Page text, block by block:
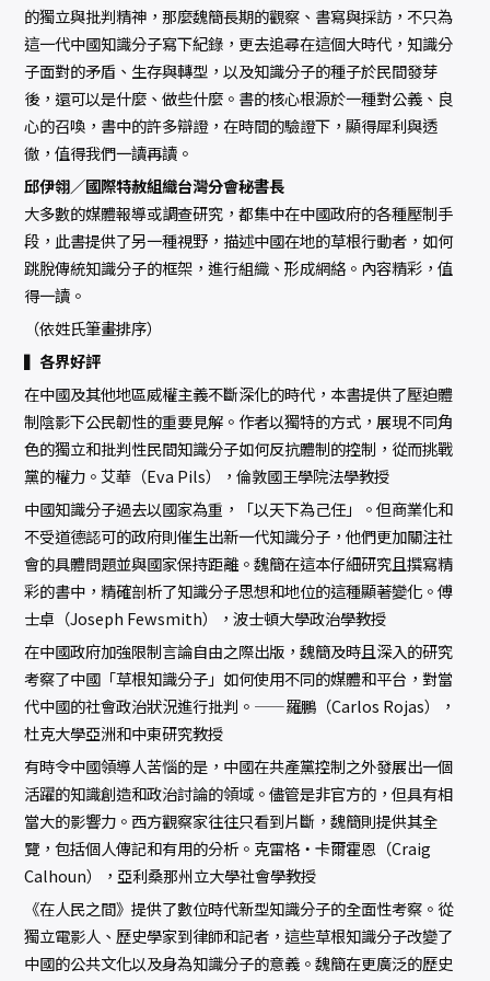
的獨立與批判精神，那麼魏簡長期的觀察、書寫與採訪，不只為
這一代中國知識分子寫下紀錄，更去追尋在這個大時代，知識分
子面對的矛盾、生存與轉型，以及知識分子的種子於民間發芽
後，還可以是什麼、做些什麼。書的核心根源於一種對公義、良
心的召喚，書中的許多辯證，在時間的驗證下，顯得犀利與透
徹，值得我們一讀再讀。
邱伊翎／國際特赦組織台灣分會秘書長
大多數的媒體報導或調查研究，都集中在中國政府的各種壓制手
段，此書提供了另一種視野，描述中國在地的草根行動者，如何
跳脫傳統知識分子的框架，進行組織、形成網絡。內容精彩，值
得一讀。
（依姓氏筆畫排序）
▍各界好評
在中國及其他地區威權主義不斷深化的時代，本書提供了壓迫體
制陰影下公民韌性的重要見解。作者以獨特的方式，展現不同角
色的獨立和批判性民間知識分子如何反抗體制的控制，從而挑戰
黨的權力。――艾華（Eva Pils），倫敦國王學院法學教授
中國知識分子過去以國家為重，「以天下為己任」。但商業化和
不受道德認可的政府則催生出新一代知識分子，他們更加關注社
會的具體問題並與國家保持距離。魏簡在這本仔細研究且撰寫精
彩的書中，精確剖析了知識分子思想和地位的這種顯著變化。――傅
士卓（Joseph Fewsmith），波士頓大學政治學教授
在中國政府加強限制言論自由之際出版，魏簡及時且深入的研究
考察了中國「草根知識分子」如何使用不同的媒體和平台，對當
代中國的社會政治狀況進行批判。——羅鵬（Carlos Rojas），
杜克大學亞洲和中東研究教授
有時令中國領導人苦惱的是，中國在共產黨控制之外發展出一個
活躍的知識創造和政治討論的領域。儘管是非官方的，但具有相
當大的影響力。西方觀察家往往只看到片斷，魏簡則提供其全
覽，包括個人傳記和有用的分析。――克雷格・卡爾霍恩（Craig
Calhoun），亞利桑那州立大學社會學教授
《在人民之間》提供了數位時代新型知識分子的全面性考察。從
獨立電影人、歷史學家到律師和記者，這些草根知識分子改變了
中國的公共文化以及身為知識分子的意義。魏簡在更廣泛的歷史